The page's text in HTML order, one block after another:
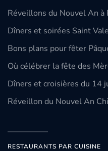
Réveillons du Nouvel An à
Dîners et soirées Saint
Bons plans pour fêter
Où célébrer la fête des
Dîners et croisières du 14
Réveillon du Nouvel An
RESTAURANTS PAR CUISINE